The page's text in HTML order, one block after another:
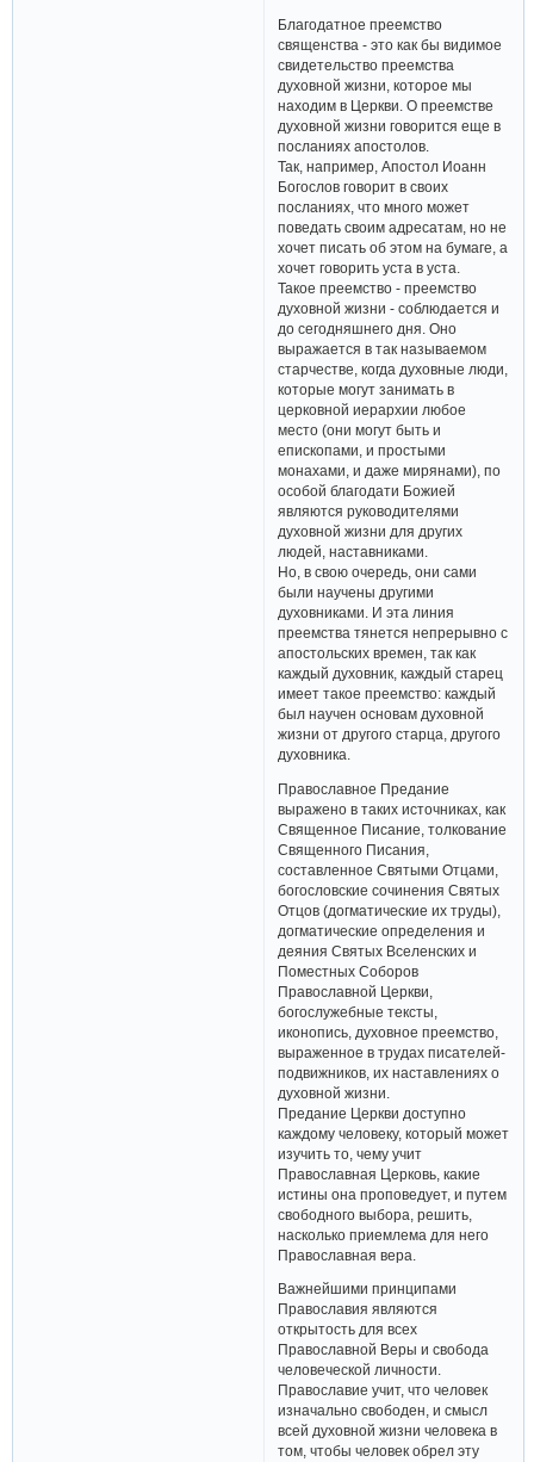
Благодатное преемство
священства - это как бы видимое
свидетельство преемства
духовной жизни, которое мы
находим в Церкви. О преемстве
духовной жизни говорится еще в
посланиях апостолов.
Так, например, Апостол Иоанн
Богослов говорит в своих
посланиях, что много может
поведать своим адресатам, но не
хочет писать об этом на бумаге, а
хочет говорить уста в уста.
Такое преемство - преемство
духовной жизни - соблюдается и
до сегодняшнего дня. Оно
выражается в так называемом
старчестве, когда духовные люди,
которые могут занимать в
церковной иерархии любое
место (они могут быть и
епископами, и простыми
монахами, и даже мирянами), по
особой благодати Божией
являются руководителями
духовной жизни для других
людей, наставниками.
Но, в свою очередь, они сами
были научены другими
духовниками. И эта линия
преемства тянется непрерывно с
апостольских времен, так как
каждый духовник, каждый старец
имеет такое преемство: каждый
был научен основам духовной
жизни от другого старца, другого
духовника.
Православное Предание
выражено в таких источниках, как
Священное Писание, толкование
Священного Писания,
составленное Святыми Отцами,
богословские сочинения Святых
Отцов (догматические их труды),
догматические определения и
деяния Святых Вселенских и
Поместных Соборов
Православной Церкви,
богослужебные тексты,
иконопись, духовное преемство,
выраженное в трудах писателей-
подвижников, их наставлениях о
духовной жизни.
Предание Церкви доступно
каждому человеку, который может
изучить то, чему учит
Православная Церковь, какие
истины она проповедует, и путем
свободного выбора, решить,
насколько приемлема для него
Православная вера.
Важнейшими принципами
Православия являются
открытость для всех
Православной Веры и свобода
человеческой личности.
Православие учит, что человек
изначально свободен, и смысл
всей духовной жизни человека в
том, чтобы человек обрел эту